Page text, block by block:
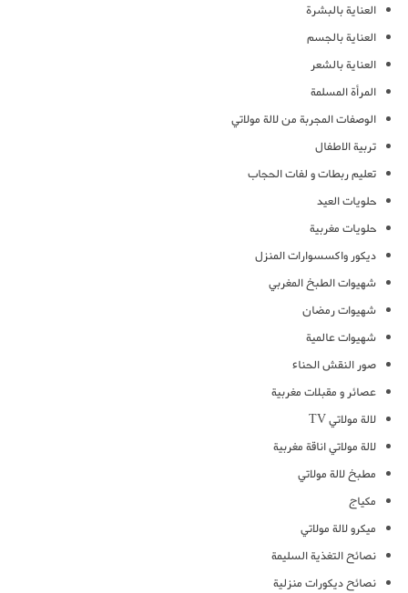
العناية بالبشرة
العناية بالجسم
العناية بالشعر
المرأة المسلمة
الوصفات المجربة من لالة مولاتي
تربية الاطفال
تعليم ربطات و لفات الحجاب
حلويات العيد
حلويات مغربية
ديكور واكسسوارات المنزل
شهيوات الطبخ المغربي
شهيوات رمضان
شهيوات عالمية
صور النقش الحناء
عصائر و مقبلات مغربية
لالة مولاتي TV
لالة مولاتي اناقة مغربية
مطبخ لالة مولاتي
مكياج
ميكرو لالة مولاتي
نصائح التغذية السليمة
نصائح ديكورات منزلية